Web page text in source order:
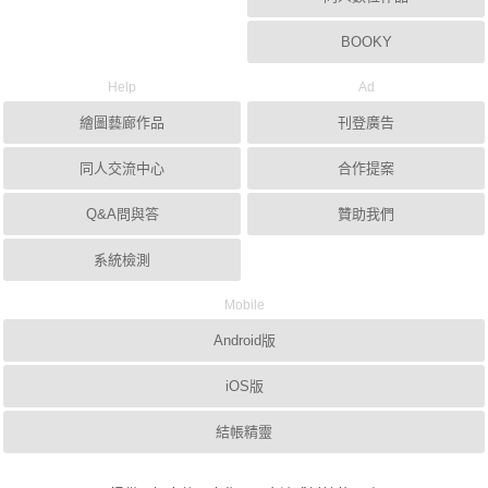
BOOKY
Help
繪圖藝廊作品
同人交流中心
Q&A問與答
系統檢測
Ad
刊登廣告
合作提案
贊助我們
Mobile
Android版
iOS版
結帳精靈